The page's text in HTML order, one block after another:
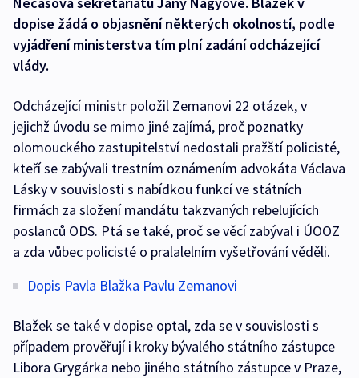
dopise žádá o objasnění některých okolností, podle
vyjádření ministerstva tím plní zadání odcházející
vlády.
Odcházející ministr položil Zemanovi 22 otázek, v
jejichž úvodu se mimo jiné zajímá, proč poznatky
olomouckého zastupitelství nedostali pražští policisté,
kteří se zabývali trestním oznámením advokáta Václava
Lásky v souvislosti s nabídkou funkcí ve státních
firmách za složení mandátu takzvaných rebelujících
poslanců ODS. Ptá se také, proč se věcí zabýval i ÚOOZ
a zda vůbec policisté o pralalelním vyšetřování věděli.
Dopis Pavla Blažka Pavlu Zemanovi
Blažek se také v dopise optal, zda se v souvislosti s
případem prověřují i kroky bývalého státního zástupce
Libora Grygárka nebo jiného státního zástupce v Praze,